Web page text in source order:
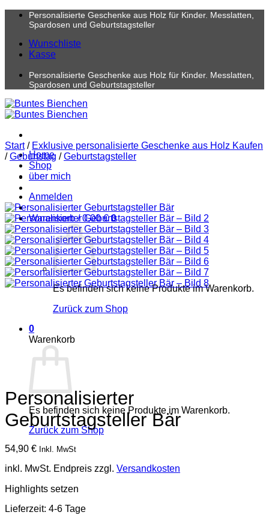
Zum
Personalisierte Geschenke aus Holz für Kinder. Messlatten,
Spardosen und Geburtstagsteller
Wunschliste
Kasse
Personalisierte Geschenke aus Holz für Kinder. Messlatten,
Spardosen und Geburtstagsteller
Home
Shop
über mich
Anmelden
Warenkorb /0,00€ 0
Es befinden sich keine Produkte im Warenkorb.
Zurück zum Shop
0
Warenkorb
Es befinden sich keine Produkte im Warenkorb.
Zurück zum Shop
Start / Exklusive personalisierte Geschenke aus Holz Kaufen
/ Geburtstag / Geburtstagsteller
Personalisierter
Geburtstagsteller Bär
54,90 € Inkl. MwSt
inkl. MwSt. Endpreis zzgl. Versandkosten
Highlights setzen
Lieferzeit: 4-6 Tage